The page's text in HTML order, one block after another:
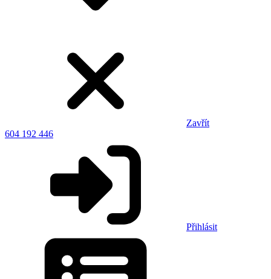
Zavřít
604 192 446
Přihlásit